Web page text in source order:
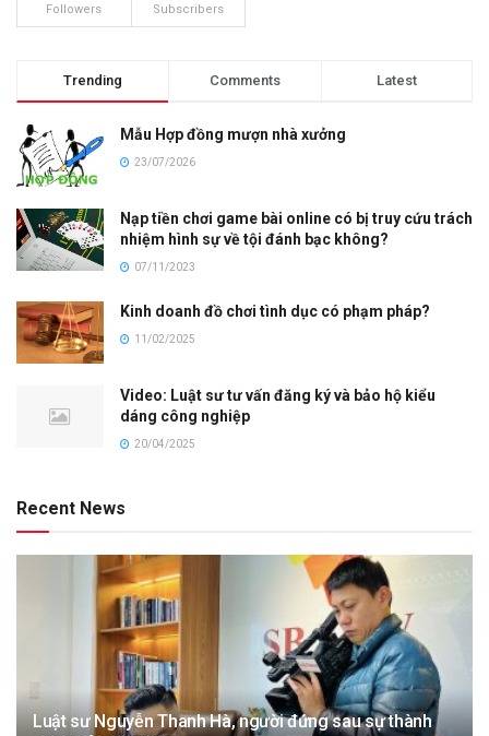
Followers Subscribers
Trending Comments Latest
Mẫu Hợp đồng mượn nhà xưởng
23/07/2026
Nạp tiền chơi game bài online có bị truy cứu trách
nhiệm hình sự về tội đánh bạc không?
07/11/2023
Kinh doanh đồ chơi tình dục có phạm pháp?
11/02/2025
Video: Luật sư tư vấn đăng ký và bảo hộ kiểu
dáng công nghiệp
20/04/2025
Recent News
Luật sư Nguyễn Thanh Hà, người đứng sau sự thành